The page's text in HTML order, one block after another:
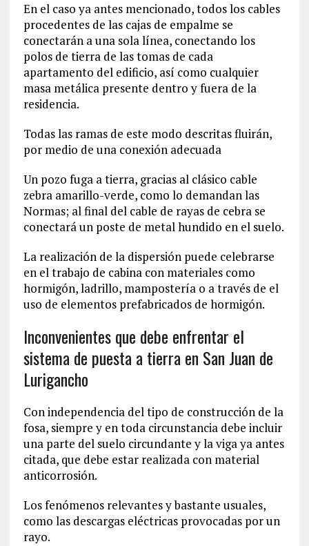
En el caso ya antes mencionado, todos los cables
procedentes de las cajas de empalme se
conectarán a una sola línea, conectando los
polos de tierra de las tomas de cada
apartamento del edificio, así como cualquier
masa metálica presente dentro y fuera de la
residencia.
Todas las ramas de este modo descritas fluirán,
por medio de una conexión adecuada
Un pozo fuga a tierra, gracias al clásico cable
zebra amarillo-verde, como lo demandan las
Normas; al final del cable de rayas de cebra se
conectará un poste de metal hundido en el suelo.
La realización de la dispersión puede celebrarse
en el trabajo de cabina con materiales como
hormigón, ladrillo, mampostería o a través de el
uso de elementos prefabricados de hormigón.
Inconvenientes que debe enfrentar el
sistema de puesta a tierra en San Juan de
Lurigancho
Con independencia del tipo de construcción de la
fosa, siempre y en toda circunstancia debe incluir
una parte del suelo circundante y la viga ya antes
citada, que debe estar realizada con material
anticorrosión.
Los fenómenos relevantes y bastante usuales,
como las descargas eléctricas provocadas por un
rayo.